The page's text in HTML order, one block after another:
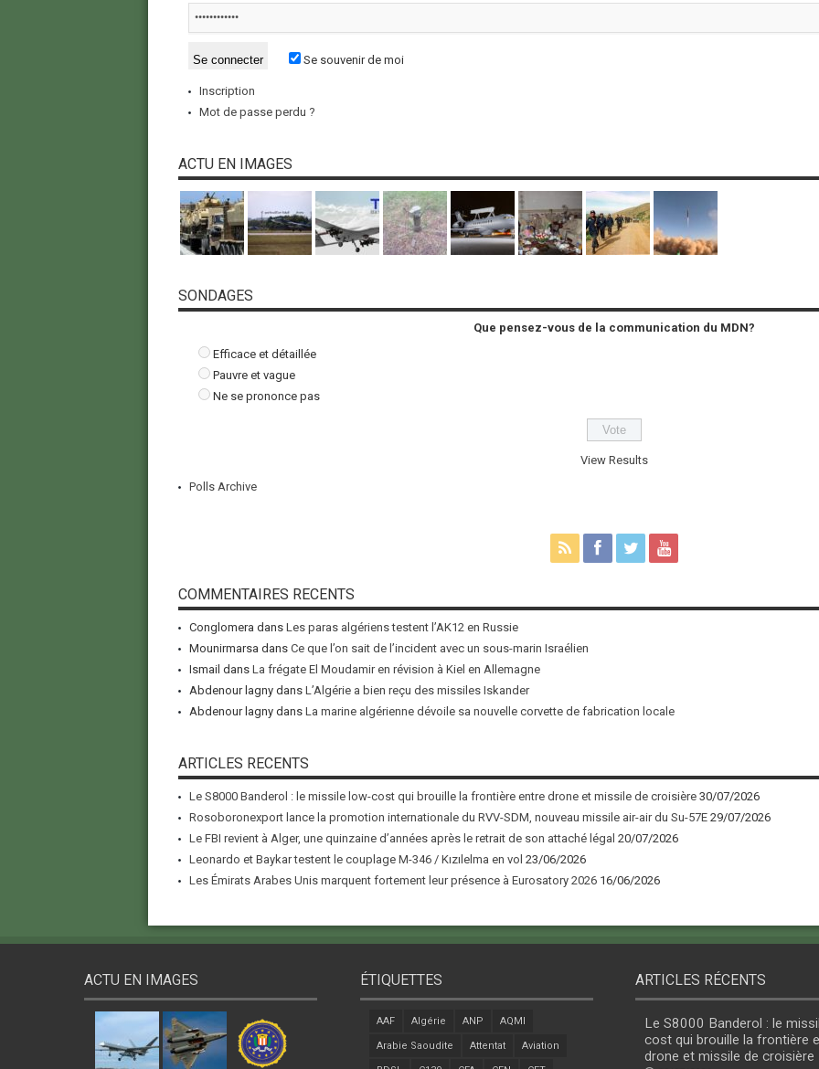
Se souvenir de moi
Inscription
Mot de passe perdu ?
ACTU EN IMAGES
SONDAGES
Que pensez-vous de la communication du MDN?
Efficace et détaillée
Pauvre et vague
Ne se prononce pas
View Results
Polls Archive
COMMENTAIRES RECENTS
Conglomera dans Les paras algériens testent l’AK12 en Russie
Mounirmarsa dans Ce que l’on sait de l’incident avec un sous-marin Israélien
Ismail dans La frégate El Moudamir en révision à Kiel en Allemagne
Abdenour lagnydans L’Algérie a bien reçu des missiles Iskander
Abdenour lagnydans La marine algérienne dévoile sa nouvelle corvette de fabrication locale
ARTICLES RECENTS
Le S8000 Banderol : le missile low-cost qui brouille la frontière entre drone et missile de croisière 30/07/2026
Rosoboronexport lance la promotion internationale du RVV-SDM, nouveau missile air-air du Su-57E 29/07/2026
Le FBI revient à Alger, une quinzaine d’années après le retrait de son attaché légal 20/07/2026
Leonardo et Baykar testent le couplage M-346 / Kızılelma en vol 23/06/2026
Les Émirats Arabes Unis marquent fortement leur présence à Eurosatory 2026 16/06/2026
ACTU EN IMAGES ÉTIQUETTES
AAF Algérie ANP AQMI
Arabie Saoudite Attentat Aviation
ARTICLES RÉCENTS
Le S8000 Banderol : le
cost qui brouille la frontière
drone et missile de croisière